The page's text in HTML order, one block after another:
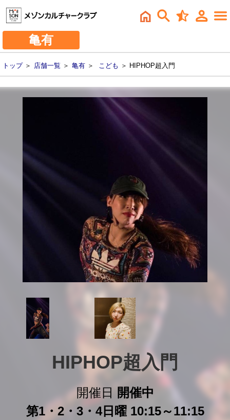
亀有
トップ＞ 店舗一覧 ＞ 亀有 ＞ こども ＞ HIPHOP超入門
HIPHOP超入門
開催日
開催中
第1・2・3・4日曜 10:15～11:15